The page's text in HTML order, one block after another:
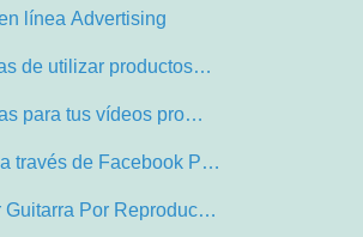
línea Advertising
de utilizar productos…
para tus vídeos pro…
través de Facebook P…
Guitarra Por Reproduc…